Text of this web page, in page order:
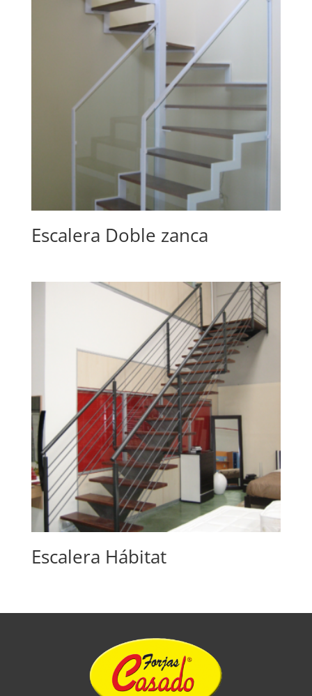
Escalera Doble zanca
Escalera Hábitat